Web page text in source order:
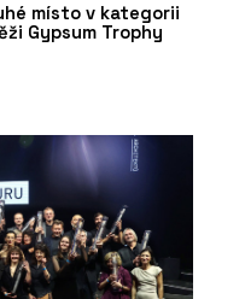
místo v kategorii
Gypsum Trophy